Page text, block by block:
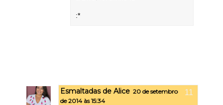
:*
Esmaltadas de Alice 20 de setembro
de 2014 às 15:34